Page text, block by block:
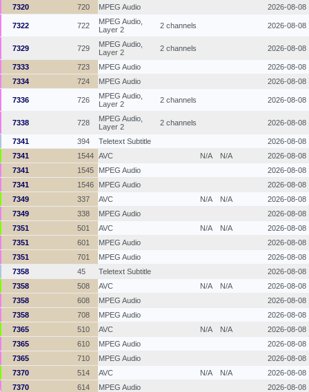
7320
720 MPEG Audio 2026-08-08
7322 722
MPEG Audio,
Layer 2
2 channels 2026-08-08
7329 729
MPEG Audio,
Layer 2
2 channels 2026-08-08
7333 723 MPEG Audio
2026-08-08
7334
724 MPEG Audio 2026-08-08
7336 726
MPEG Audio,
Layer 2
2 channels 2026-08-08
7338 728
MPEG Audio,
Layer 2
2 channels 2026-08-08
7341 394 Teletext Subtitle
2026-08-08
7341
1544 AVC N/A N/A
2026-08-08
7341
1545 MPEG Audio
2026-08-08
7341
1546 MPEG Audio
2026-08-08
7349
337 AVC N/A N/A
2026-08-08
7349
338 MPEG Audio
2026-08-08
7351
501 AVC N/A N/A
2026-08-08
7351
601 MPEG Audio
2026-08-08
7351
701 MPEG Audio
2026-08-08
7358
45 Teletext Subtitle
2026-08-08
7358
508 AVC N/A N/A
2026-08-08
7358
608 MPEG Audio
2026-08-08
7358
708 MPEG Audio
2026-08-08
7365
510 AVC N/A N/A
2026-08-08
7365
610 MPEG Audio
2026-08-08
7365
710 MPEG Audio
2026-08-08
7370
514 AVC N/A N/A
2026-08-08
7370
614 MPEG Audio 2026-08-08